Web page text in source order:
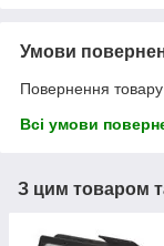
Умови
Повернення
Всі умови
З цим товаром